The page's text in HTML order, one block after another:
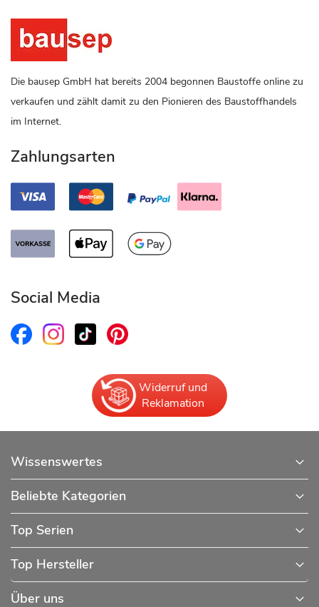
Die bausep GmbH hat bereits 2004 begonnen Baustoffe online zu
verkaufen und zählt damit zu den Pionieren des Baustoffhandels
im Internet.
Zahlungsarten
Social Media
Widerruf und
Reklamation
Wissenswertes
Beliebte Kategorien
Top Serien
Top Hersteller
Über uns